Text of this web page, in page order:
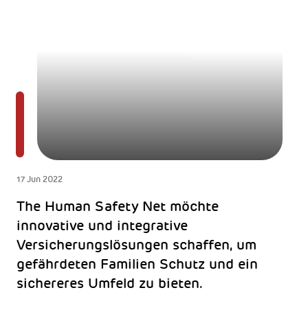
17 Jun 2022
The Human Safety Net möchte
innovative und integrative
Versicherungslösungen schaffen, um
gefährdeten Familien Schutz und ein
sichereres Umfeld zu bieten.